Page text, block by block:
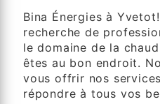
Bina Énergies à
recherche de
le domaine de la
êtes au bon endroit.
vous offrir nos
répondre à tous vos